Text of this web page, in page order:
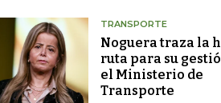
TRANSPORTE
Noguera traza la
ruta para su
el Ministerio de
Transporte